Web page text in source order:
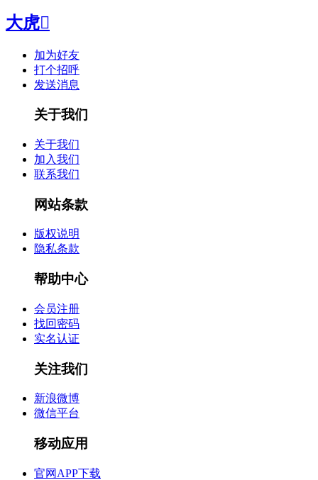
大虎
加为好友
打个招呼
发送消息
关于我们
关于我们
加入我们
联系我们
网站条款
版权说明
隐私条款
帮助中心
会员注册
找回密码
实名认证
关注我们
新浪微博
微信平台
移动应用
官网APP下载